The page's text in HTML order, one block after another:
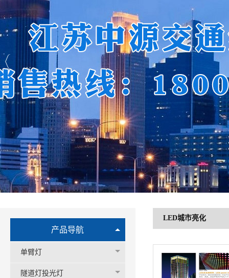
产品导航
单臂灯
隧道灯投光灯
LED城市亮化